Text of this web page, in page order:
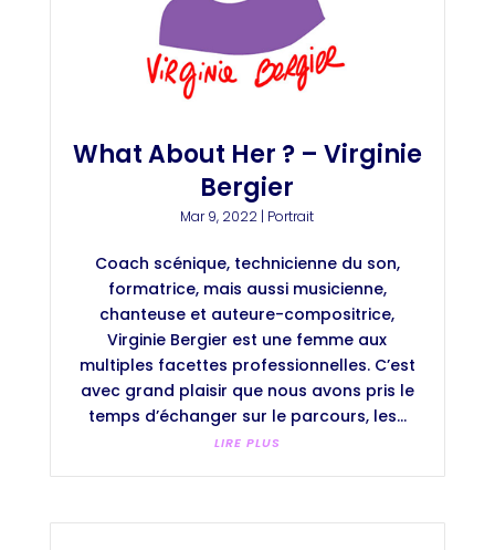
What About Her ? – Virginie
Bergier
Mar 9, 2022 | Portrait
Coach scénique, technicienne du son,
formatrice, mais aussi musicienne,
chanteuse et auteure-compositrice,
Virginie Bergier est une femme aux
multiples facettes professionnelles. C’est
avec grand plaisir que nous avons pris le
temps d’échanger sur le parcours, les...
LIRE PLUS